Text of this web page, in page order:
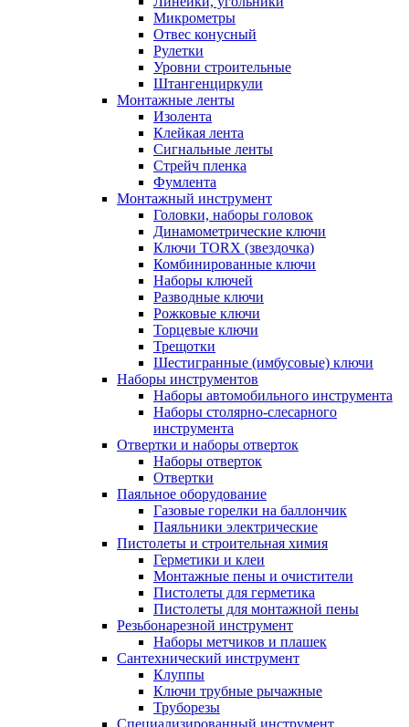
Микрометры
Отвес конусный
Рулетки
Уровни строительные
Штангенциркули
Монтажные ленты
Изолента
Клейкая лента
Сигнальные ленты
Стрейч пленка
Фумлента
Монтажный инструмент
Головки, наборы головок
Динамометрические ключи
Ключи TORX (звездочка)
Комбинированные ключи
Наборы ключей
Разводные ключи
Рожковые ключи
Торцевые ключи
Трещотки
Шестигранные (имбусовые) ключи
Наборы инструментов
Наборы автомобильного инструмента
Наборы столярно-слесарного
инструмента
Отвертки и наборы отверток
Наборы отверток
Отвертки
Паяльное оборудование
Газовые горелки на баллончик
Паяльники электрические
Пистолеты и строительная химия
Герметики и клеи
Монтажные пены и очистители
Пистолеты для герметика
Пистолеты для монтажной пены
Резьбонарезной инструмент
Наборы метчиков и плашек
Сантехнический инструмент
Клуппы
Ключи трубные рычажные
Труборезы
Специализированный инструмент